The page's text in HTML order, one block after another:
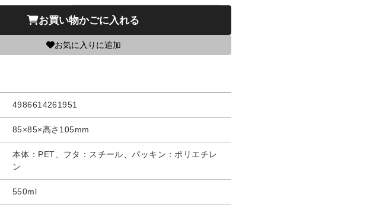
お買い物かごに入れる
お気に入りに追加
4986614261951
85×85×高さ105mm
本体：PET、フタ：スチール、パッキン：ポリエチレ
ン
550ml